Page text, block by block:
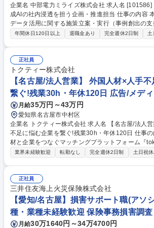
企業名 中部電力ミライズ株式会社 求人名 [101586]【名古屋/社内SE】生
成AIの社内浸透を担う企画・推進担当 仕事の内容 本ポジションは、AI・
データ活用に関する施策立案・実行（事例創出の
催、イベント企画、運用体制構築、データ基盤整備
データ基盤整備に関する業務◎ITシステムの企画
する業務◎中部電力グループ会社およびITベンダー
両面と伴走しながら業務課題や業務フローを整理し
業務が変わるのか」を考え、事例創出から社内浸透
ドする役割です。 募集職種 [101586]【名古屋/社内SE】生成AIの社内浸透
を担う企画・推進担当
年間休日120日以上 退職金あり 完全週休2日制 土
正社員
トクティー株式会社
【名古屋/法人営業】 外国人材×人手
繋ぐ!残業30h・年休120日 広告/メデ
月給35万円～43万円
愛知県名古屋市中村区
企業名 トクティー株式会社 求人名 【名古屋/法人営業】◇外国人材×人手
不足に悩む企業を繋ぐ!残業30h・年休120日 仕事の内容 特定技能外国人
材と企業をつなぐマッチングプラットフォーム『
当。外食・介護・製造業などの人材不足に悩む企業
ら紹介のあった企業を中心に「tokuty」利用を検
客ニーズのヒアリングおよびサービス提案、契約
のための求人票作成 ●求人改善や募集拡大に向けた
をした人材の入社後フォローや定期面談、アテンド
スタマーサクセス部が担当します。 募集職種 【名古屋/法人営業】◇外国
人材×人手不足に悩む企業を繋ぐ!残業30h・年休120
業界未経験歓迎 転勤なし 完全週休2日制 土日祝
正社員
三井住友海上火災保険株式会社
【愛知/名古屋】損害サポート職(アソ
種・業種未経験歓迎 保険事務損害調査
月給30万1640円～34万4700円